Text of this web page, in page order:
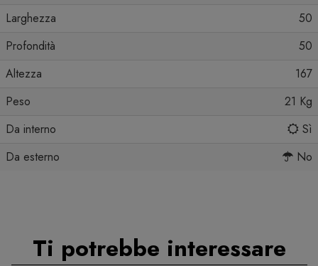
Larghezza
50
Profondità
50
Altezza
167
Peso
21 Kg
Da interno
Sì
Da esterno
No
Ti potrebbe interessare